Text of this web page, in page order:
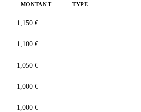
MONTANT TYPE
1,150 €
1,100 €
1,050 €
1,000 €
1,000 €